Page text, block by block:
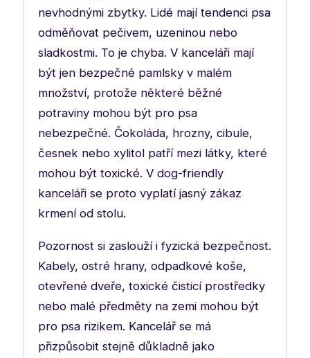
nevhodnými zbytky. Lidé mají tendenci psa
odměňovat pečivem, uzeninou nebo
sladkostmi. To je chyba. V kanceláři mají
být jen bezpečné pamlsky v malém
množství, protože některé běžné
potraviny mohou být pro psa
nebezpečné. Čokoláda, hrozny, cibule,
česnek nebo xylitol patří mezi látky, které
mohou být toxické. V dog-friendly
kanceláři se proto vyplatí jasný zákaz
krmení od stolu.
Pozornost si zaslouží i fyzická bezpečnost.
Kabely, ostré hrany, odpadkové koše,
otevřené dveře, toxické čisticí prostředky
nebo malé předměty na zemi mohou být
pro psa rizikem. Kancelář se má
přizpůsobit stejně důkladně jako